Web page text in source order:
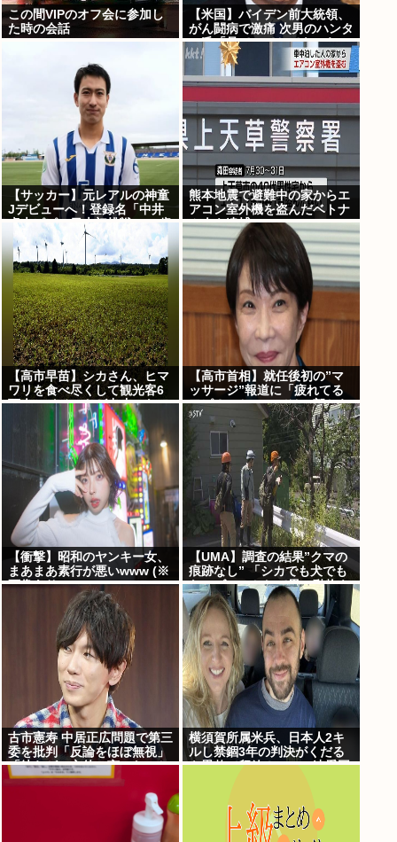
この間VIPのオフ会に参加し
た時の会話
【米国】バイデン前大統領、
がん闘病で激痛 次男のハンタ
ー氏「見ていてとてもつら
い」
【サッカー】元レアルの神童
Jデビューへ！登録名「中井
卓大ピピ」日本初挑戦の22歳
今治MFが開幕戦に先発
熊本地震で避難中の家からエ
アコン室外機を盗んだベトナ
ム人を逮捕
【高市早苗】シカさん、ヒマ
ワリを食べ尽くして観光客6
万人のイベントが中止にな
る…さらにコスモス畑も食べ
【高市首相】就任後初の”マ
ッサージ”報道に「疲れてる
アピ？」とSNSでは一部から
冷ややかな声…被災地視
察”PV動画”から続く不信
【衝撃】昭和のヤンキー女、
まあまあ素行が悪いwww (※
画像あり)
【UMA】調査の結果”クマの
痕跡なし” 「シカでも犬でも
ないゴロンとして黒い動物を
見た」 札幌市清田区
古市憲寿 中居正広問題で第三
委を批判「反論をほぼ無視」
「彼らが一方的に言ったこと
が世の中に定着してしまう」
横須賀所属米兵、日本人2キ
ルし禁錮3年の判決がくだる
も恩赦で釈放！ニュー速愛国